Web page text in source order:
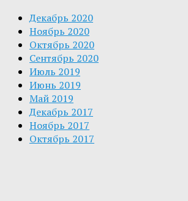
Декабрь 2020
Ноябрь 2020
Октябрь 2020
Сентябрь 2020
Июль 2019
Июнь 2019
Май 2019
Декабрь 2017
Ноябрь 2017
Октябрь 2017